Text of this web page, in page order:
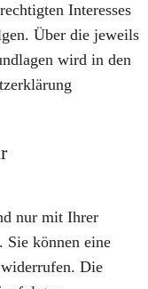
Interesses
Über die jeweils
wird in den
nur mit Ihrer
können eine
Die